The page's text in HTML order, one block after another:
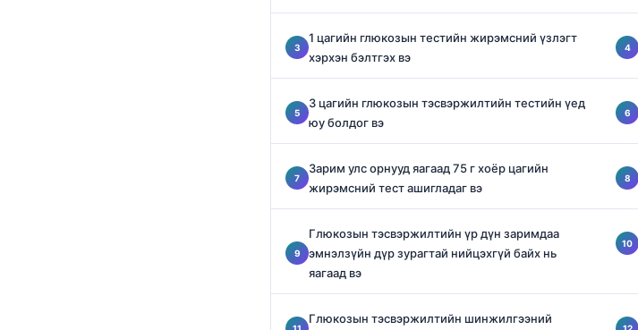
1 цагийн глюкозын тестийн жирэмсний үзлэгт
хэрхэн бэлтгэх вэ
3 цагийн глюкозын тэсвэржилтийн тестийн үед
юу болдог вэ
Зарим улс орнууд яагаад 75 г хоёр цагийн
жирэмсний тест ашигладаг вэ
Глюкозын тэсвэржилтийн үр дүн заримдаа
эмнэлзүйн дүр зурагтай нийцэхгүй байх нь
яагаад вэ
Глюкозын тэсвэржилтийн шинжилгээний